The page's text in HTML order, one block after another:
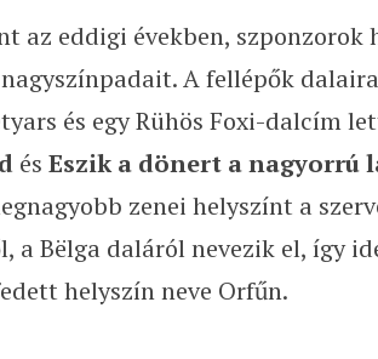
az eddigi években, szponzorok
A fellépők
és egy Rühös Foxi-dalcím
és Eszik a dönert a nagyorrú
zenei helyszínt a
a Bëlga daláról nevezik el, így
helyszín neve Orfűn.